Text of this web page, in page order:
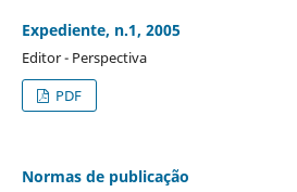
Expediente, n.1, 2005
Editor - Perspectiva
PDF
Normas de publicação